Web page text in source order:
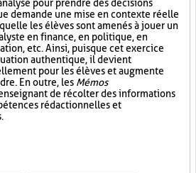
pour prendre des décisions
demande une mise en contexte réelle
les élèves sont amenés à jouer un
en finance, en politique, en
etc. Ainsi, puisque cet exercice
authentique, il devient
pour les élèves et augmente
En outre, les Mémos
de récolter des informations
rédactionnelles et